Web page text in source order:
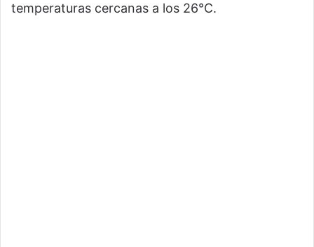
temperaturas cercanas a los 26°C.